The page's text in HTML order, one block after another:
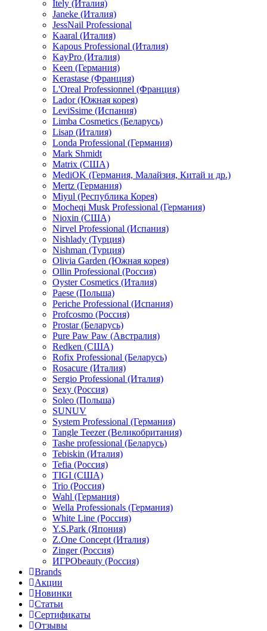
Itely (Италия)
Janeke (Италия)
JessNail Professional
Kaaral (Италия)
Kapous Professional (Италия)
KayPro (Италия)
Keen (Германия)
Kerastase (Франция)
L'Oreal Professionnel (Франция)
Lador (Южная корея)
LeviSsime (Испания)
Limba Cosmetics (Беларусь)
Lisap (Италия)
Londa Professional (Германия)
Mark Shmidt
Matrix (США)
MediOK (Германия, Малайзия, Китай и др.)
Mertz (Германия)
Miyul (Республика Корея)
Mocheqi Musk Professional (Германия)
Nioxin (США)
Nirvel Professional (Испания)
Nishlady (Турция)
Nishman (Турция)
Olivia Garden (Южная корея)
Ollin Professional (Россия)
Oyster Cosmetics (Италия)
Paese (Польша)
Periche Professional (Испания)
Profcosmo (Россия)
Prostar (Беларусь)
Pure Paw Paw (Австралия)
Redken (США)
Rofix Professional (Беларусь)
Rosacure (Италия)
Sergio Professional (Италия)
Sexy (Россия)
Soleo (Польша)
SUNUV
System Professional (Германия)
Tangle Teezer (Великобритания)
Tashe professional (Беларусь)
Tebiskin (Италия)
Tefia (Россия)
TIGI (США)
Trio (Россия)
Wahl (Германия)
Wella Professionals (Германия)
White Line (Россия)
Y.S.Park (Япония)
Z.One Concept (Италия)
Zinger (Россия)
ИГРОbeauty (Россия)
Brands
Акции
Новинки
Статьи
Сертификаты
Отзывы